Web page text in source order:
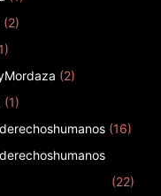
(2)
(2)
(1)
(16)
(22)